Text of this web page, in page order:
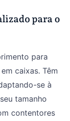
para o
para
caixas. Têm
se à
tamanho
contentores